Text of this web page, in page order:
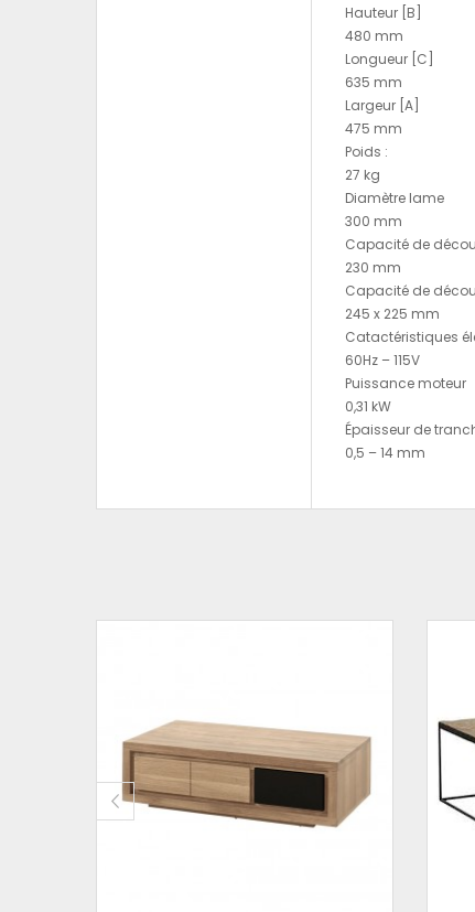
Hauteur [B]
480 mm
Longueur [C]
635 mm
Largeur [A]
475 mm
Poids :
27 kg
Diamètre lame
300 mm
Capacité de
230 mm
Capacité de
245 x 225 mm
Catactéristiques
60Hz – 115V
Puissance moteur
0,31 kW
Épaisseur de
0,5 – 14 mm